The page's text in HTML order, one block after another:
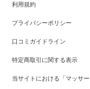
利用規約
プライバシーポリシー
口コミガイドライン
特定商取引に関する表示
当サイトにおける「マッサ